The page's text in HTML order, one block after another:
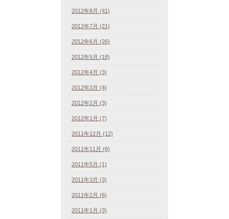
2012年8月 (41)
2012年7月 (21)
2012年6月 (26)
2012年5月 (18)
2012年4月 (3)
2012年3月 (4)
2012年2月 (3)
2012年1月 (7)
2011年12月 (12)
2011年11月 (6)
2011年5月 (1)
2011年3月 (3)
2011年2月 (6)
2011年1月 (3)